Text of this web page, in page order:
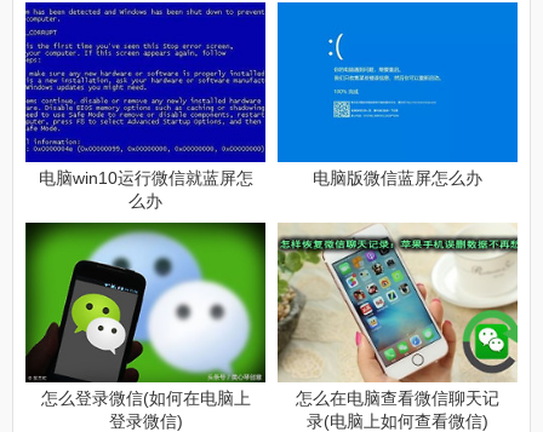
电脑win10运行微信就蓝屏怎
么办
电脑版微信蓝屏怎么办
怎么登录微信(如何在电脑上
登录微信)
怎么在电脑查看微信聊天记
录(电脑上如何查看微信)